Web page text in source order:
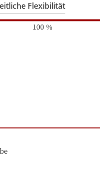
Flexibilität
100%